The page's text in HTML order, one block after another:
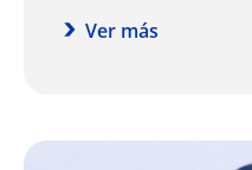
Ver más